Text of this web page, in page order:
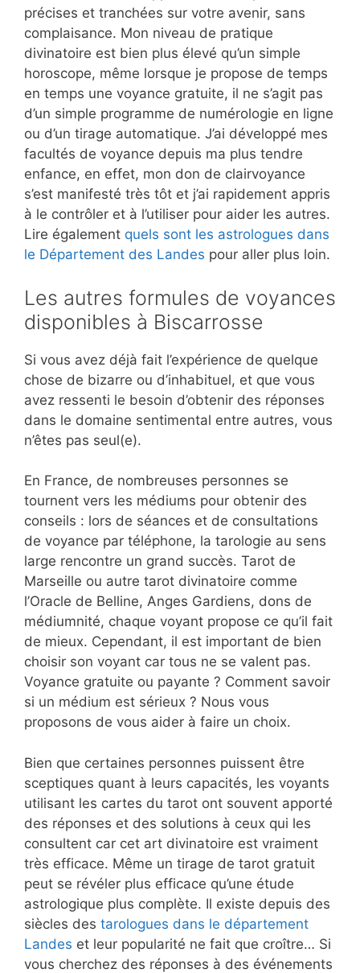
précises et tranchées sur votre avenir, sans
complaisance. Mon niveau de pratique
divinatoire est bien plus élevé qu’un simple
horoscope, même lorsque je propose de temps
en temps une voyance gratuite, il ne s’agit pas
d’un simple programme de numérologie en ligne
ou d’un tirage automatique. J’ai développé mes
facultés de voyance depuis ma plus tendre
enfance, en effet, mon don de clairvoyance
s’est manifesté très tôt et j’ai rapidement appris
à le contrôler et à l’utiliser pour aider les autres.
Lire également quels sont les astrologues dans
le Département des Landes pour aller plus loin.
Les autres formules de voyances
disponibles à Biscarrosse
Si vous avez déjà fait l’expérience de quelque
chose de bizarre ou d’inhabituel, et que vous
avez ressenti le besoin d’obtenir des réponses
dans le domaine sentimental entre autres, vous
n’êtes pas seul(e).
En France, de nombreuses personnes se
tournent vers les médiums pour obtenir des
conseils : lors de séances et de consultations
de voyance par téléphone, la tarologie au sens
large rencontre un grand succès. Tarot de
Marseille ou autre tarot divinatoire comme
l’Oracle de Belline, Anges Gardiens, dons de
médiumnité, chaque voyant propose ce qu’il fait
de mieux. Cependant, il est important de bien
choisir son voyant car tous ne se valent pas.
Voyance gratuite ou payante ? Comment savoir
si un médium est sérieux ? Nous vous
proposons de vous aider à faire un choix.
Bien que certaines personnes puissent être
sceptiques quant à leurs capacités, les voyants
utilisant les cartes du tarot ont souvent apporté
des réponses et des solutions à ceux qui les
consultent car cet art divinatoire est vraiment
très efficace. Même un tirage de tarot gratuit
peut se révéler plus efficace qu’une étude
astrologique plus complète. Il existe depuis des
siècles des tarologues dans le département
Landes et leur popularité ne fait que croître… Si
vous cherchez des réponses à des événements